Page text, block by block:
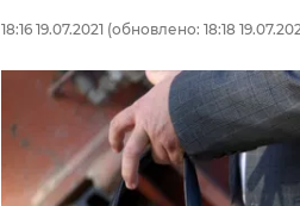
18:16 19.07.2021 (обновлено: 18:18